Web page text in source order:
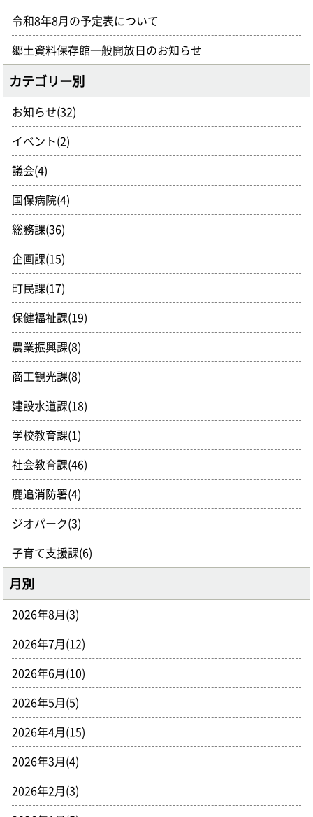
令和8年8月の予定表について
郷土資料保存館一般開放日のお知らせ
カテゴリー別
お知らせ(32)
イベント(2)
議会(4)
国保病院(4)
総務課(36)
企画課(15)
町民課(17)
保健福祉課(19)
農業振興課(8)
商工観光課(8)
建設水道課(18)
学校教育課(1)
社会教育課(46)
鹿追消防署(4)
ジオパーク(3)
子育て支援課(6)
月別
2026年8月(3)
2026年7月(12)
2026年6月(10)
2026年5月(5)
2026年4月(15)
2026年3月(4)
2026年2月(3)